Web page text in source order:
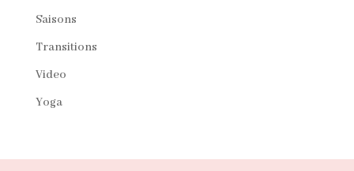
Saisons
Transitions
Video
Yoga